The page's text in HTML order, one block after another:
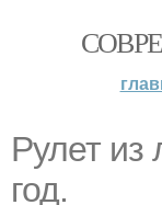
Рулет
год.